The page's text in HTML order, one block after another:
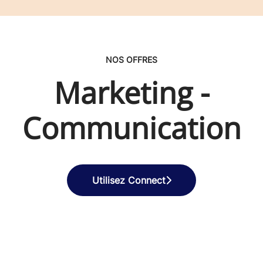
NOS OFFRES
Marketing -
Communication
Utilisez Connect